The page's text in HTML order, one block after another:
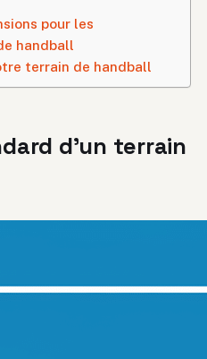
pour les
handball
terrain de handball
d’un terrain